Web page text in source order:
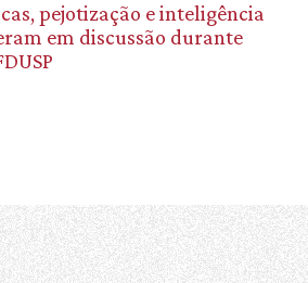
pejotização e inteligência
em discussão durante